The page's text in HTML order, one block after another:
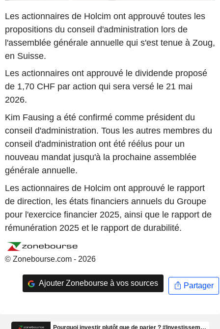
Les actionnaires de Holcim ont approuvé toutes les
propositions du conseil d'administration lors de
l'assemblée générale annuelle qui s'est tenue à Zoug,
en Suisse.
Les actionnaires ont approuvé le dividende proposé
de 1,70 CHF par action qui sera versé le 21 mai
2026.
Kim Fausing a été confirmé comme président du
conseil d'administration. Tous les autres membres du
conseil d'administration ont été réélus pour un
nouveau mandat jusqu'à la prochaine assemblée
générale annuelle.
Les actionnaires de Holcim ont approuvé le rapport
de direction, les états financiers annuels du Groupe
pour l'exercice financier 2025, ainsi que le rapport de
rémunération 2025 et le rapport de durabilité.
© Zonebourse.com - 2026
Ajouter Zonebourse à vos sources Partager